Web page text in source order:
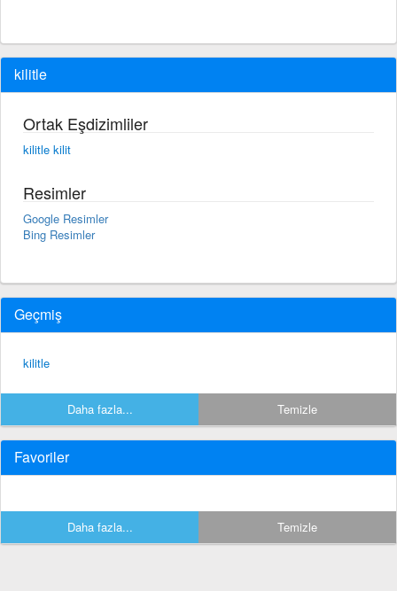
kilitle
Ortak Eşdizimliler
kilitle kilit
Resimler
Google Resimler
Bing Resimler
Geçmiş
kilitle
Daha fazla... Temizle
Favoriler
Daha fazla... Temizle